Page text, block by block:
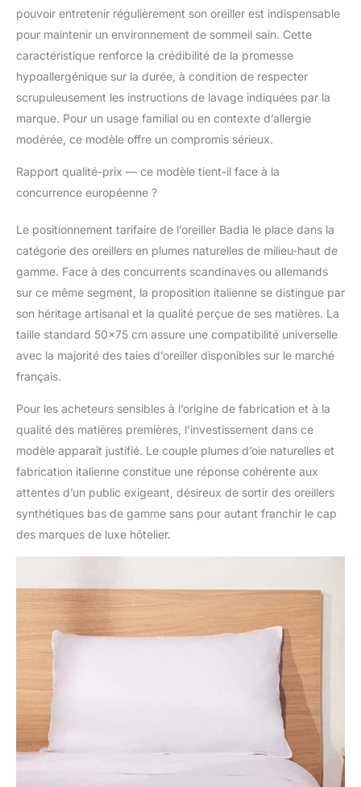
pouvoir entretenir régulièrement son oreiller est indispensable
pour maintenir un environnement de sommeil sain. Cette
caractéristique renforce la crédibilité de la promesse
hypoallergénique sur la durée, à condition de respecter
scrupuleusement les instructions de lavage indiquées par la
marque. Pour un usage familial ou en contexte d’allergie
modérée, ce modèle offre un compromis sérieux.
Rapport qualité-prix — ce modèle tient-il face à la
concurrence européenne ?
Le positionnement tarifaire de l’oreiller Badia le place dans la
catégorie des oreillers en plumes naturelles de milieu-haut de
gamme. Face à des concurrents scandinaves ou allemands
sur ce même segment, la proposition italienne se distingue par
son héritage artisanal et la qualité perçue de ses matières. La
taille standard 50×75 cm assure une compatibilité universelle
avec la majorité des taies d’oreiller disponibles sur le marché
français.
Pour les acheteurs sensibles à l’origine de fabrication et à la
qualité des matières premières, l’investissement dans ce
modèle apparaît justifié. Le couple plumes d’oie naturelles et
fabrication italienne constitue une réponse cohérente aux
attentes d’un public exigeant, désireux de sortir des oreillers
synthétiques bas de gamme sans pour autant franchir le cap
des marques de luxe hôtelier.